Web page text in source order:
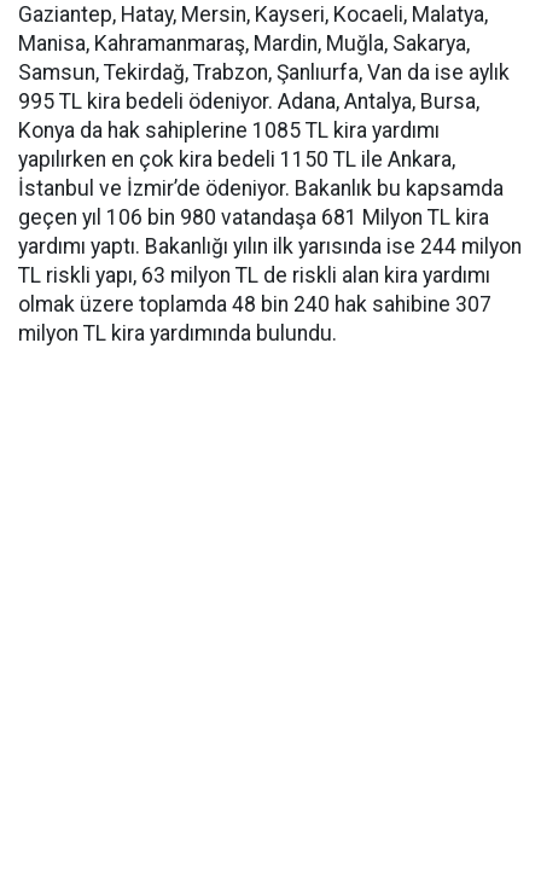
Gaziantep, Hatay, Mersin, Kayseri, Kocaeli, Malatya,
Manisa, Kahramanmaraş, Mardin, Muğla, Sakarya,
Samsun, Tekirdağ, Trabzon, Şanlıurfa, Van da ise aylık
995 TL kira bedeli ödeniyor. Adana, Antalya, Bursa,
Konya da hak sahiplerine 1085 TL kira yardımı
yapılırken en çok kira bedeli 1150 TL ile Ankara,
İstanbul ve İzmir’de ödeniyor. Bakanlık bu kapsamda
geçen yıl 106 bin 980 vatandaşa 681 Milyon TL kira
yardımı yaptı. Bakanlığı yılın ilk yarısında ise 244 milyon
TL riskli yapı, 63 milyon TL de riskli alan kira yardımı
olmak üzere toplamda 48 bin 240 hak sahibine 307
milyon TL kira yardımında bulundu.